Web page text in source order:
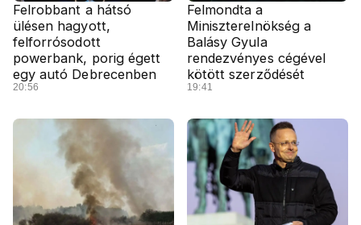
Felrobbant a hátsó
ülésen hagyott,
felforrósodott
powerbank, porig égett
egy autó Debrecenben
20:56
Felmondta a
Miniszterelnökség a
Balásy Gyula
rendezvényes cégével
kötött szerződését
19:41